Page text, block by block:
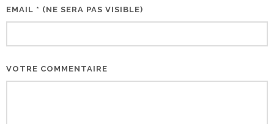
EMAIL * (NE SERA PAS VISIBLE)
VOTRE COMMENTAIRE